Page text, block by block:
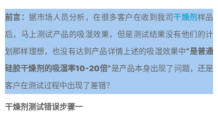
前言：据市场人员分析，在很多客户在收到我司 干燥剂 样品
后，马上测试产品的吸湿效果，但是测试结果没有他们的计
划那样理想，也没有达到产品详情上述的吸湿效果中“是普通
硅胶干燥剂的吸湿率10-20倍”是产品本身出现了问题，还是
客户在测试过程中出现了差错？
干燥剂测试错误步骤一